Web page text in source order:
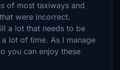
of most taxiways and
were incorrect.
a lot that needs to be
lot of time. As I manage
you can enjoy these